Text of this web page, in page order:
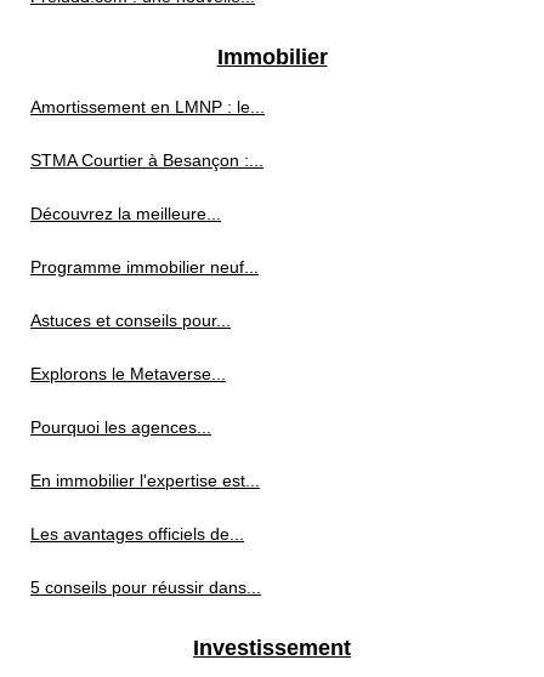
Immobilier
Amortissement en LMNP : le...
STMA Courtier à Besançon :...
Découvrez la meilleure...
Programme immobilier neuf...
Astuces et conseils pour...
Explorons le Metaverse...
Pourquoi les agences...
En immobilier l'expertise est...
Les avantages officiels de...
5 conseils pour réussir dans...
Investissement